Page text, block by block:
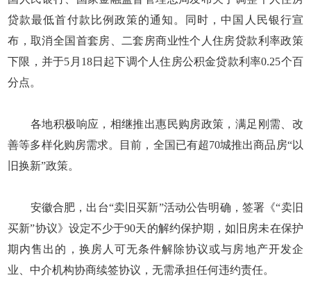
贷款最低首付款比例政策的通知。同时，中国人民银行宣
布，取消全国首套房、二套房商业性个人住房贷款利率政策
下限，并于5月18日起下调个人住房公积金贷款利率0.25个百
分点。
各地积极响应，相继推出惠民购房政策，满足刚需、改
善等多样化购房需求。目前，全国已有超70城推出商品房“以
旧换新”政策。
安徽合肥，出台“卖旧买新”活动公告明确，签署《“卖旧
买新”协议》设定不少于90天的解约保护期，如旧房未在保护
期内售出的，换房人可无条件解除协议或与房地产开发企
业、中介机构协商续签协议，无需承担任何违约责任。